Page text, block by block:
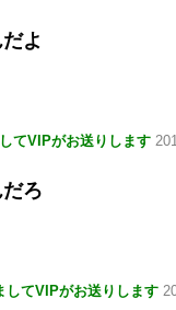
よ
てVIPがお送りします
ろ
してVIPがお送りします